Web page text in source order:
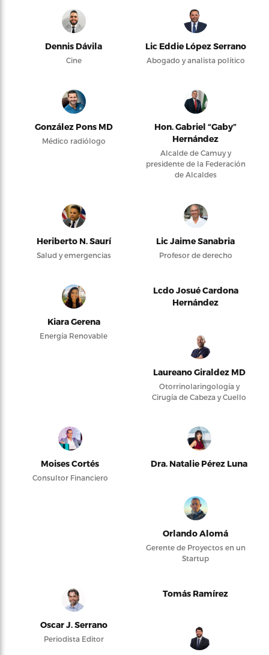
Dennis Dávila
Cine
Lic Eddie López Serrano
Abogado y analista político
González Pons MD
Médico radiólogo
Hon. Gabriel “Gaby”
Hernández
Alcalde de Camuy y
presidente de la Federación
de Alcaldes
Heriberto N. Saurí
Salud y emergencias
Lic Jaime Sanabria
Profesor de derecho
Kiara Gerena
Energía Renovable
Lcdo Josué Cardona
Hernández
Laureano Giraldez MD
Otorrinolaringología y
Cirugía de Cabeza y Cuello
Moises Cortés
Consultor Financiero
Dra. Natalie Pérez Luna
Orlando Alomá
Gerente de Proyectos en un
Startup
Oscar J. Serrano
Periodista Editor
Tomás Ramírez